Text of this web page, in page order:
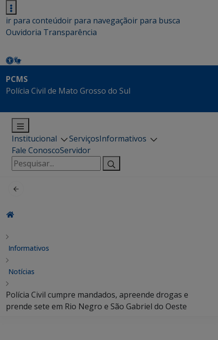
ir para conteúdoir para navegaçãoir para busca
Ouvidoria Transparência
PCMS
Polícia Civil de Mato Grosso do Sul
Institucional ServiçosInformativos
Fale ConoscoServidor
Pesquisar
por:
Informativos
Notícias
Polícia Civil cumpre mandados, apreende drogas e
prende sete em Rio Negro e São Gabriel do Oeste